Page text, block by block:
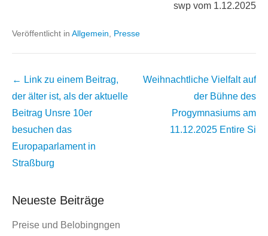
swp vom 1.12.2025
Veröffentlicht in Allgemein, Presse
Beitrags
Übersicht
← Link zu einem Beitrag,
der älter ist, als der aktuelle
Beitrag Unsre 10er
besuchen das
Europaparlament in
Straßburg
Weihnachtliche Vielfalt auf
der Bühne des
Progymnasiums am
11.12.2025 Entire Si
Neueste Beiträge
Preise und Belobingngen